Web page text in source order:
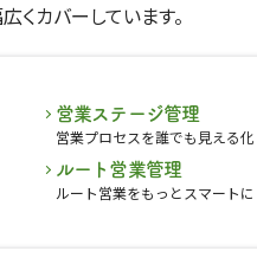
カバーしています。
営業ステージ管理
営業プロセスを誰でも見える化
ルート営業管理
ルート営業をもっとスマートに